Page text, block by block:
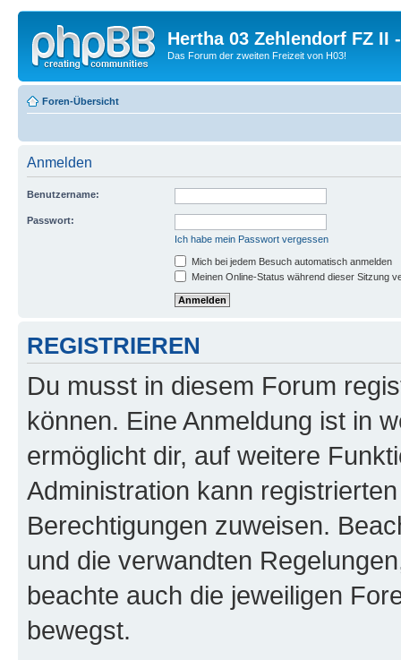
Hertha 03 Zehlendorf FZ II
Das Forum der zweiten Freizeit von H03!
Foren-Übersicht
Anmelden
Benutzername:
Passwort:
Ich habe mein Passwort vergessen
Mich bei jedem Besuch automatisch anmelden
Meinen Online-Status während dieser Sitzung
REGISTRIEREN
Du musst in diesem Forum
können. Eine Anmeldung ist in
ermöglicht dir, auf weitere
Administration kann
Berechtigungen zuweisen.
und die verwandten
beachte auch die jeweiligen
bewegst.